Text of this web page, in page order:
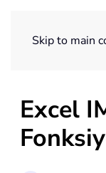
Skip to main
Excel